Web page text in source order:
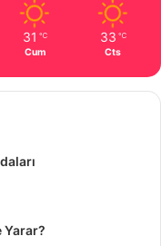
31 ℃
Cum
33 ℃
Cts
Yarar?